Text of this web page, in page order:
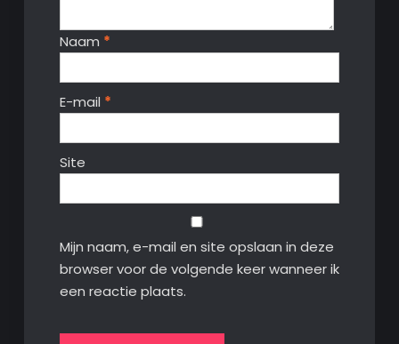
Naam *
E-mail *
Site
Mijn naam, e-mail en site opslaan in deze
browser voor de volgende keer wanneer ik
een reactie plaats.